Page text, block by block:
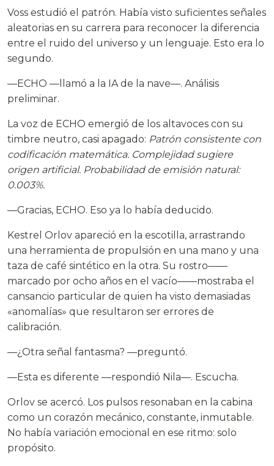
Voss estudió el patrón. Había visto suficientes señales
aleatorias en su carrera para reconocer la diferencia
entre el ruido del universo y un lenguaje. Esto era lo
segundo.
—ECHO —llamó a la IA de la nave—. Análisis
preliminar.
La voz de ECHO emergió de los altavoces con su
timbre neutro, casi apagado: Patrón consistente con
codificación matemática. Complejidad sugiere
origen artificial. Probabilidad de emisión natural:
0.003%.
—Gracias, ECHO. Eso ya lo había deducido.
Kestrel Orlov apareció en la escotilla, arrastrando
una herramienta de propulsión en una mano y una
taza de café sintético en la otra. Su rostro——
marcado por ocho años en el vacío——mostraba el
cansancio particular de quien ha visto demasiadas
«anomalías» que resultaron ser errores de
calibración.
—¿Otra señal fantasma? —preguntó.
—Esta es diferente —respondió Nila—. Escucha.
Orlov se acercó. Los pulsos resonaban en la cabina
como un corazón mecánico, constante, inmutable.
No había variación emocional en ese ritmo: solo
propósito.